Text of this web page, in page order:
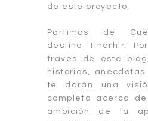
de este proyecto.
Partimos de
destino Tinerhir.
través de este
historias,
te darán una
completa acerca
ambición de la